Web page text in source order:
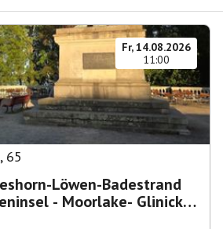
Fr, 14.08.2026
11:00
, 65
Löwen-Badestrand
- Moorlake- Glinicker